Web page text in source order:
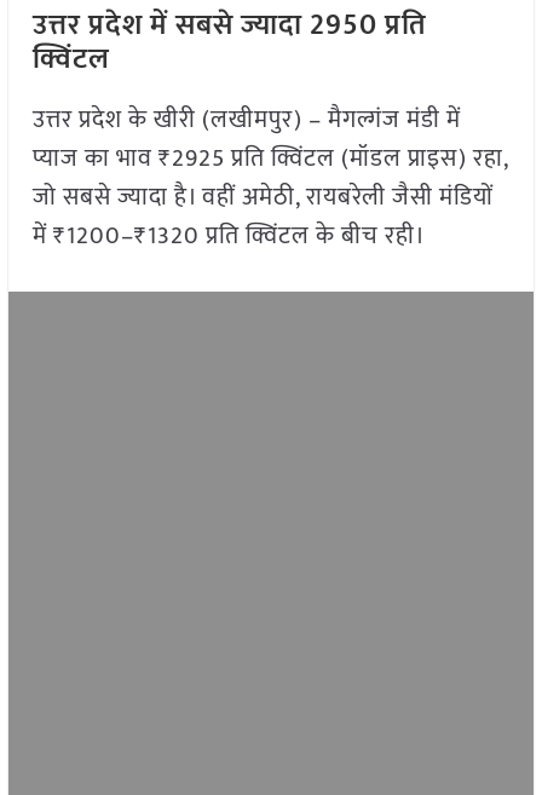
उत्तर प्रदेश में सबसे ज्यादा 2950 प्रति
क्विंटल
उत्तर प्रदेश के खीरी (लखीमपुर) – मैगल्गंज मंडी में
प्याज का भाव ₹2925 प्रति क्विंटल (मॉडल प्राइस) रहा,
जो सबसे ज्यादा है। वहीं अमेठी, रायबरेली जैसी मंडियों
में ₹1200–₹1320 प्रति क्विंटल के बीच रही।